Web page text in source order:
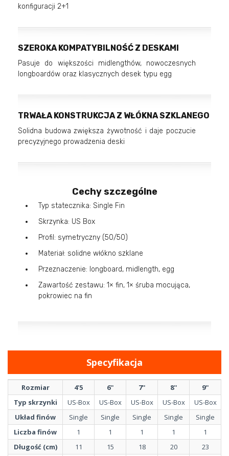
konfiguracji 2+1
SZEROKA KOMPATYBILNOŚĆ Z DESKAMI
Pasuje do większości midlengthów, nowoczesnych
longboardów oraz klasycznych desek typu egg
TRWAŁA KONSTRUKCJA Z WŁÓKNA SZKLANEGO
Solidna budowa zwiększa żywotność i daje poczucie
precyzyjnego prowadzenia deski
Cechy szczególne
Typ statecznika: Single Fin
Skrzynka: US Box
Profil: symetryczny (50/50)
Materiał: solidne włókno szklane
Przeznaczenie: longboard, midlength, egg
Zawartość zestawu: 1× fin, 1× śruba mocująca,
pokrowiec na fin
Specyfikacja
Rozmiar 4'5 6'' 7'' 8''
9''
Typ skrzynki
US-Box US-Box US-Box US-Box
US-Box
Układ finów
Single Single Single Single
Single
Liczba finów
1 1 1 1
1
Długość (cm)
11 15 18 20
23